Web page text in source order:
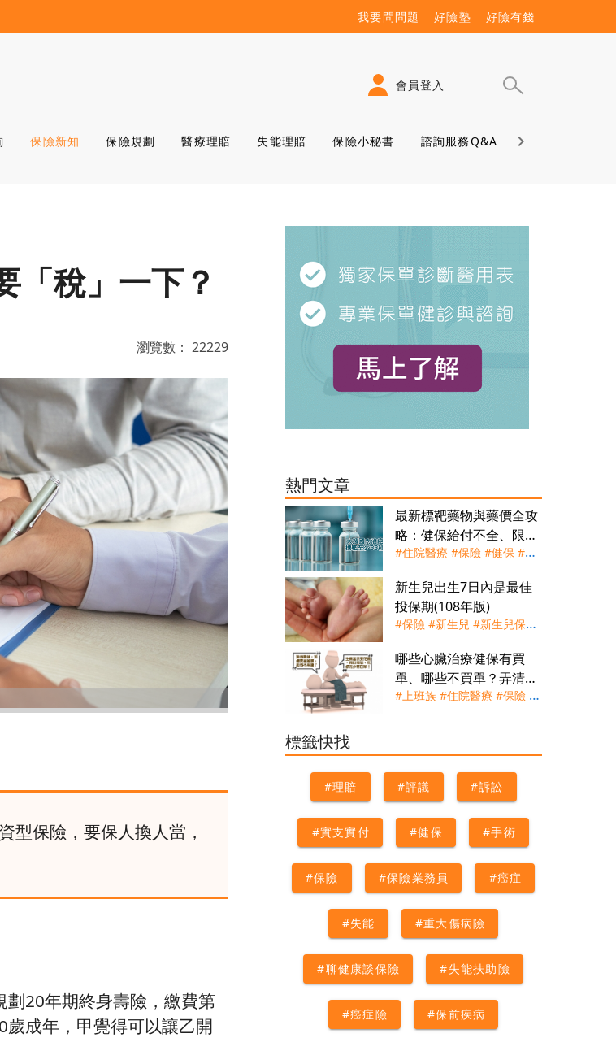
我要問問題 好險塾 好險有錢
會員登入
保險新知 保險規劃 醫療理賠 失能理賠 保險小秘書 諮詢服務Q&A 保險學堂
「稅」一下？
瀏覽數： 22229
型保險，要保人換人當，
20年期終身壽險，繳費第
成年，甲覺得可以讓乙開
熱門文章
最新標靶藥物與藥價全攻
略：健保給付不全、限條
件，個人自費負擔大增
#住院醫療 #保險 #健保 #標
康談保險#重大傷病險#防癌
險#實支實付#自費
新生兒出生7日內是最佳
投保期(108年版)
#保險 #新生兒 #新生兒保險
哪些心臟治療健保有買
單、哪些不買單？弄清楚
不吃虧！
#上班族 #住院醫療 #保險 #
傷病險
標籤快找
#理賠 #評議 #訴訟
#實支實付 #健保 #手術
#保險 #保險業務員 #癌症
#失能 #重大傷病險
#聊健康談保險 #失能扶助險
#癌症險 #保前疾病